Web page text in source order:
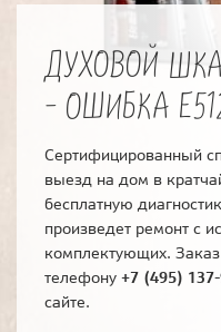
ДУХОВОЙ
- ОШИБКА
Сертифицированный
выезд на дом в
бесплатную
произведет ремонт с
комплектующих.
телефону +7 (495)
сайте.